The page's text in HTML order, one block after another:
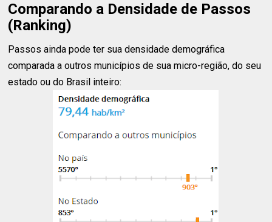
Comparando a Densidade de Passos
(Ranking)
Passos ainda pode ter sua densidade demográfica
comparada a outros municípios de sua micro-região, do seu
estado ou do Brasil inteiro: